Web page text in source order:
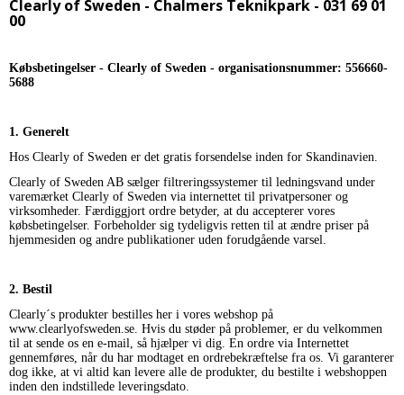
Clearly of Sweden - Chalmers Teknikpark - 031 69 01
00
Købsbetingelser - Clearly of Sweden - organisationsnummer: 556660-
5688
1. Generelt
Hos Clearly of Sweden er det gratis forsendelse inden for Skandinavien.
Clearly of Sweden AB sælger filtreringssystemer til ledningsvand under
varemærket Clearly of Sweden via internettet til privatpersoner og
virksomheder. Færdiggjort ordre betyder, at du accepterer vores
købsbetingelser. Forbeholder sig tydeligvis retten til at ændre priser på
hjemmesiden og andre publikationer uden forudgående varsel.
2. Bestil
Clearly´s produkter bestilles her i vores webshop på
www.clearlyofsweden.se. Hvis du støder på problemer, er du velkommen
til at sende os en e-mail, så hjælper vi dig. En ordre via Internettet
gennemføres, når du har modtaget en ordrebekræftelse fra os. Vi garanterer
dog ikke, at vi altid kan levere alle de produkter, du bestilte i webshoppen
inden den indstillede leveringsdato.